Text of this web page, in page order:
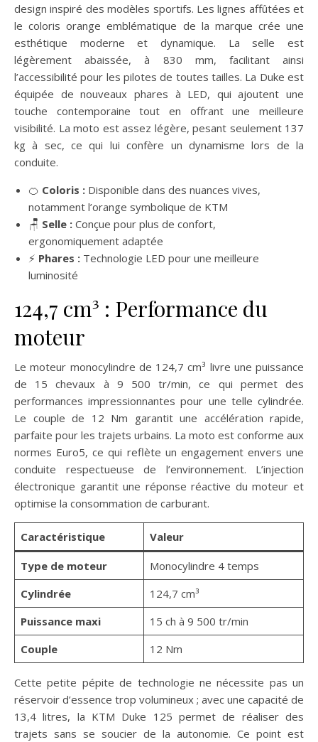
design inspiré des modèles sportifs. Les lignes affûtées et
le coloris orange emblématique de la marque crée une
esthétique moderne et dynamique. La selle est
légèrement abaissée, à 830 mm, facilitant ainsi
l’accessibilité pour les pilotes de toutes tailles. La Duke est
équipée de nouveaux phares à LED, qui ajoutent une
touche contemporaine tout en offrant une meilleure
visibilité. La moto est assez légère, pesant seulement 137
kg à sec, ce qui lui confère un dynamisme lors de la
conduite.
🍊 Coloris : Disponible dans des nuances vives,
notamment l’orange symbolique de KTM
🪑 Selle : Conçue pour plus de confort,
ergonomiquement adaptée
⚡ Phares : Technologie LED pour une meilleure
luminosité
124,7 cm³ : Performance du
moteur
Le moteur monocylindre de 124,7 cm³ livre une puissance
de 15 chevaux à 9 500 tr/min, ce qui permet des
performances impressionnantes pour une telle cylindrée.
Le couple de 12 Nm garantit une accélération rapide,
parfaite pour les trajets urbains. La moto est conforme aux
normes Euro5, ce qui reflète un engagement envers une
conduite respectueuse de l’environnement. L’injection
électronique garantit une réponse réactive du moteur et
optimise la consommation de carburant.
Caractéristique Valeur
Type de moteur
Monocylindre 4 temps
Cylindrée
124,7 cm³
Puissance maxi
15 ch à 9 500 tr/min
Couple
12 Nm
Cette petite pépite de technologie ne nécessite pas un
réservoir d’essence trop volumineux ; avec une capacité de
13,4 litres, la KTM Duke 125 permet de réaliser des
trajets sans se soucier de la autonomie. Ce point est